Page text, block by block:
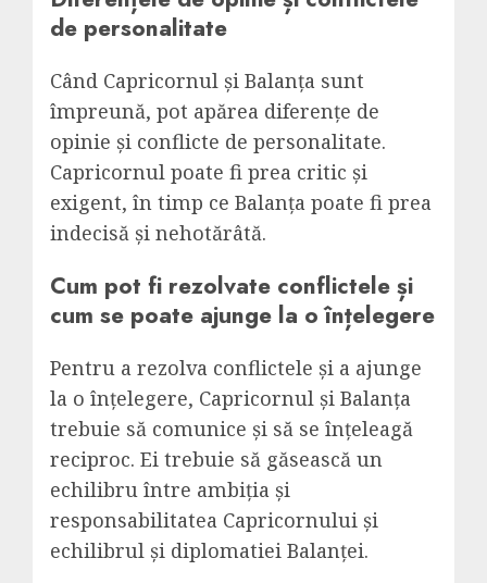
de personalitate
Când Capricornul și Balanța sunt
împreună, pot apărea diferențe de
opinie și conflicte de personalitate.
Capricornul poate fi prea critic și
exigent, în timp ce Balanța poate fi prea
indecisă și nehotărâtă.
Cum pot fi rezolvate conflictele și
cum se poate ajunge la o înțelegere
Pentru a rezolva conflictele și a ajunge
la o înțelegere, Capricornul și Balanța
trebuie să comunice și să se înțeleagă
reciproc. Ei trebuie să găsească un
echilibru între ambiția și
responsabilitatea Capricornului și
echilibrul și diplomatiei Balanței.